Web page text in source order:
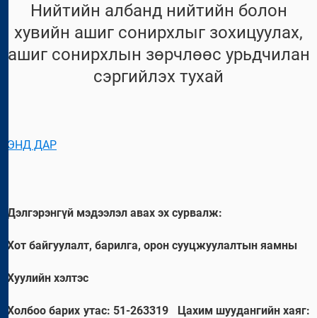
Нийтийн албанд нийтийн болон
хувийн ашиг сонирхлыг зохицуулах,
ашиг сонирхлын зөрчлөөс урьдчилан
сэргийлэх тухай
ЭНД ДАР
Дэлгэрэнгүй мэдээлэл авах эх сурвалж:
Хот байгуулалт, барилга, орон сууцжуулалтын яамны
Хуулийн хэлтэс
Холбоо барих утас: 51-263319
Цахим шуудангийн хаяг: